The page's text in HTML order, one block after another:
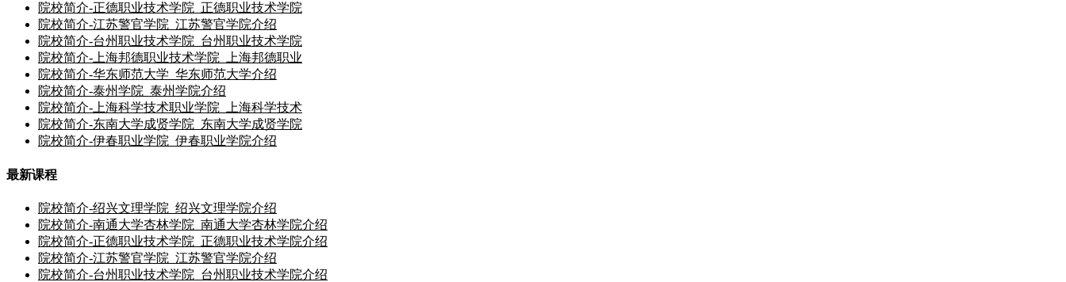
院校简介-正德职业技术学院_正德职业技术学院
院校简介-江苏警官学院_江苏警官学院介绍
院校简介-台州职业技术学院_台州职业技术学院
院校简介-上海邦德职业技术学院_上海邦德职业
院校简介-华东师范大学_华东师范大学介绍
院校简介-泰州学院_泰州学院介绍
院校简介-上海科学技术职业学院_上海科学技术
院校简介-东南大学成贤学院_东南大学成贤学院
院校简介-伊春职业学院_伊春职业学院介绍
最新课程
院校简介-绍兴文理学院_绍兴文理学院介绍
院校简介-南通大学杏林学院_南通大学杏林学院介绍
院校简介-正德职业技术学院_正德职业技术学院介绍
院校简介-江苏警官学院_江苏警官学院介绍
院校简介-台州职业技术学院_台州职业技术学院介绍